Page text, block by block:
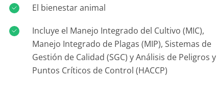
El bienestar animal
Incluye el Manejo Integrado del Cultivo (MIC),
Manejo Integrado de Plagas (MIP), Sistemas de
Gestión de Calidad (SGC) y Análisis de Peligros y
Puntos Críticos de Control (HACCP)